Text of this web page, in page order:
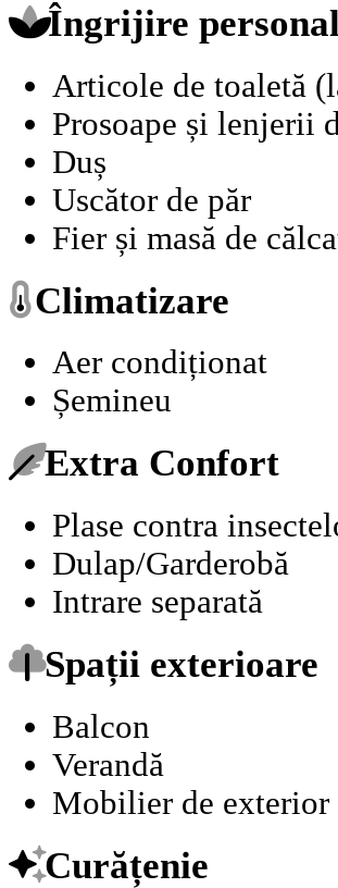
Îngrijire
Articole de toaletă
Prosoape și lenjerii
Duș
Uscător de păr
Fier și masă de
Climatizare
Aer condiționat
Șemineu
Extra Confort
Plase contra
Dulap/Garderobă
Intrare separată
Spații exterioare
Balcon
Verandă
Mobilier de exterior
Curățenie